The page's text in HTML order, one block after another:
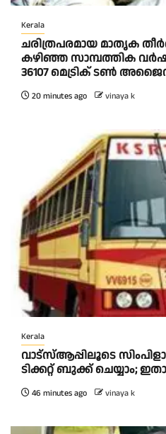
Kerala
ചരിത്രപരമായ മാതൃക
കഴിഞ്ഞ സാമ്പത്തിക
36107 മെട്രിക് ടണ്‍ അജൈവ
20 minutes ago vinaya k
Kerala
വാട്‌സ്ആപ്പിലൂടെ
ടിക്കറ്റ് ബുക്ക് ചെയ്യാം;
46 minutes ago vinaya k